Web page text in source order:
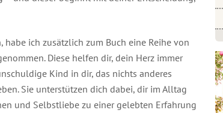
ich zusätzlich zum Buch eine Reihe von
Diese helfen dir, dein Herz immer
Kind in dir, das nichts anderes
Sie unterstützen dich dabei, dir im Alltag
und Selbstliebe zu einer gelebten Erfahrung